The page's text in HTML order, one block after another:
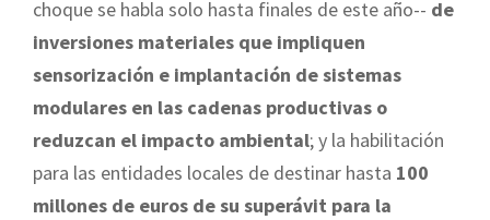
choque se habla solo hasta finales de este año-- de
inversiones materiales que impliquen
sensorización e implantación de sistemas
modulares en las cadenas productivas o
reduzcan el impacto ambiental; y la habilitación
para las entidades locales de destinar hasta 100
millones de euros de su superávit para la